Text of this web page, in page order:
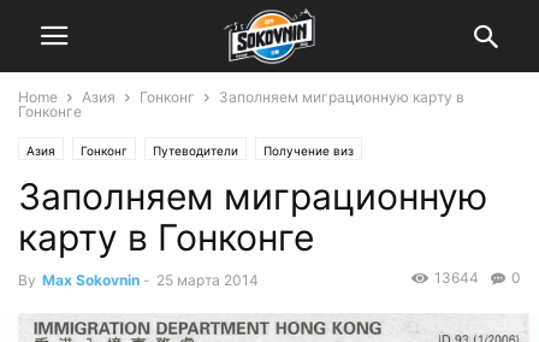
Home Азия Гонконг
Заполняем миграционную карту в
Гонконге
Азия Гонконг Путеводители Получение виз
Заполняем миграционную
карту в Гонконге
By Max Sokovnin - 25 марта 2014 0
13644